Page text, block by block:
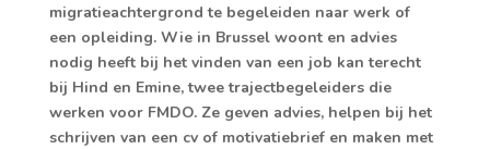
migratieachtergrond te begeleiden naar werk of
een opleiding. Wie in Brussel woont en advies
nodig heeft bij het vinden van een job kan terecht
bij Hind en Emine, twee trajectbegeleiders die
werken voor FMDO. Ze geven advies, helpen bij het
schrijven van een cv of motivatiebrief en maken met